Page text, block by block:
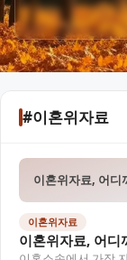
#이혼위자료
이혼위자료, 어디
이혼위자료
이혼위자료, 어디